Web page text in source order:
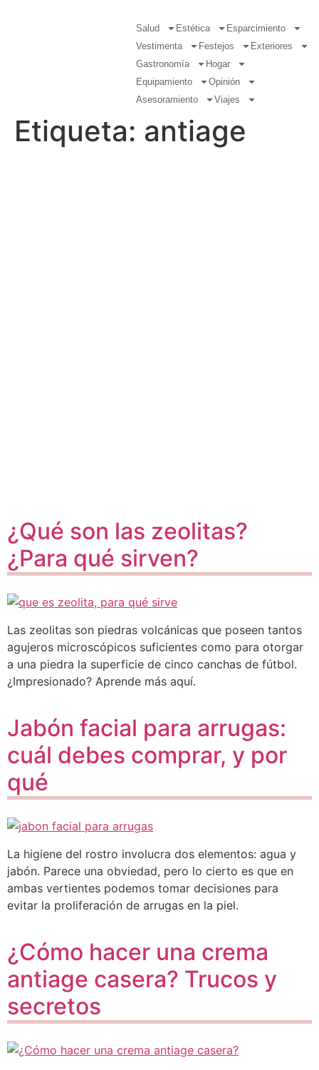
Salud Estética
Esparcimiento
Vestimenta
Festejos
Exteriores
Gastronomía
Hogar
Equipamiento
Opinión
Asesoramiento
Viajes
Etiqueta: antiage
¿Qué son las zeolitas?
¿Para qué sirven?
Las zeolitas son piedras volcánicas que poseen tantos
agujeros microscópicos suficientes como para otorgar
a una piedra la superficie de cinco canchas de fútbol.
¿Impresionado? Aprende más aquí.
Jabón facial para arrugas:
cuál debes comprar, y por
qué
La higiene del rostro involucra dos elementos: agua y
jabón. Parece una obviedad, pero lo cierto es que en
ambas vertientes podemos tomar decisiones para
evitar la proliferación de arrugas en la piel.
¿Cómo hacer una crema
antiage casera? Trucos y
secretos